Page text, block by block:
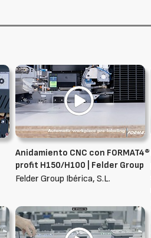
Anidamiento CNC con FORMAT4®
profit H150/H100 | Felder Group
Felder Group Ibérica, S.L.